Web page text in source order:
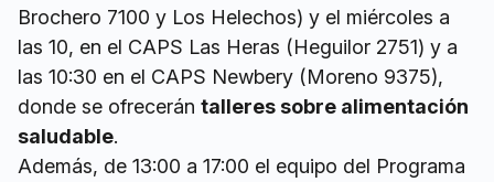
Brochero 7100 y Los Helechos) y el miércoles a
las 10, en el CAPS Las Heras (Heguilor 2751) y a
las 10:30 en el CAPS Newbery (Moreno 9375),
donde se ofrecerán talleres sobre alimentación
saludable.
Además, de 13:00 a 17:00 el equipo del Programa